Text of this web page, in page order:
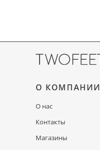
О КОМПАНИИ
О нас
Контакты
Магазины